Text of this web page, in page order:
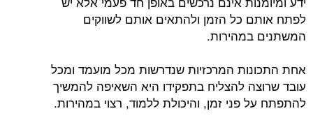
לפתח אותם כל הזמן ולהתאים אותם לשווקים
המשתנים במהירות.
אחת התכונות המרכזיות שנדרשות מכל מועמד ומכל
עובד שרוצה להצליח בתפקידו היא השאיפה להמשיך
להתפתח על פני זמן, והיכולת ללמוד, רצוי במהירות.